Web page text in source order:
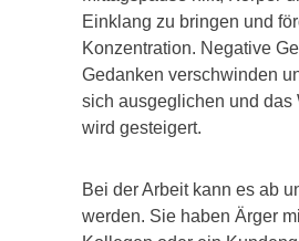
Einklang zu bringen und
Konzentration. Negative
Gedanken verschwinden
sich ausgeglichen und das
wird gesteigert.
Bei der Arbeit kann es ab
werden. Sie haben Ärger